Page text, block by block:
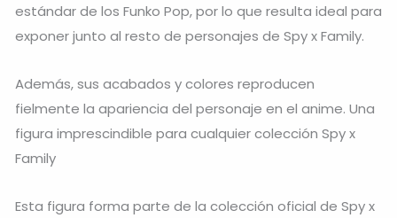
estándar de los Funko Pop, por lo que resulta ideal para
exponer junto al resto de personajes de Spy x Family.
Además, sus acabados y colores reproducen
fielmente la apariencia del personaje en el anime. Una
figura imprescindible para cualquier colección Spy x
Family
Esta figura forma parte de la colección oficial de Spy x